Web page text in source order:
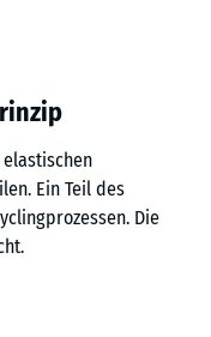
elastischen
Ein Teil des
Die